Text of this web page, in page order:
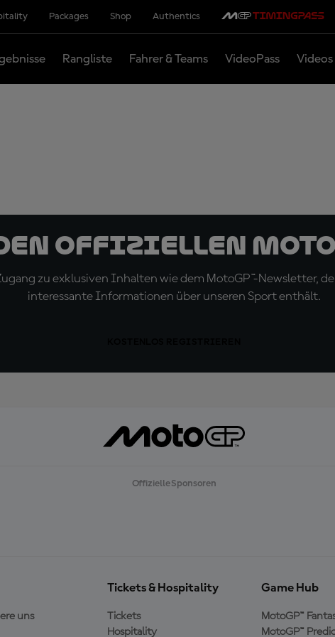
Packages Shop Authentics
Rangliste Fahrer & Teams VideoPass Videos
offiziellen
zu exklusiven Inhalten wie dem MotoGP™-Newsletter,
interessante Informationen über unseren Sport enthält.
Offizielle Sponsoren
uns
Tickets & Hospitality
Tickets
Hospitality
Game Hub
MotoGP™
MotoGP™